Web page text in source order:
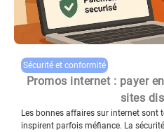
Sécurité et conformité
Promos internet : payer
sites
Les bonnes affaires sur internet sont
inspirent parfois méfiance. La